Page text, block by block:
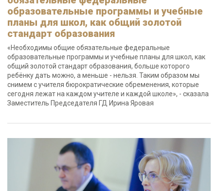
образовательные программы и учебные
планы для школ, как общий золотой
стандарт образования
«Необходимы общие обязательные федеральные
образовательные программы и учебные планы для школ, как
общий золотой стандарт образования, больше которого
ребёнку дать можно, а меньше - нельзя. Таким образом мы
снимем с учителя бюрократические обременения, которые
сегодня лежат на каждом учителе и каждой школе», - сказала
Заместитель Председателя ГД Ирина Яровая